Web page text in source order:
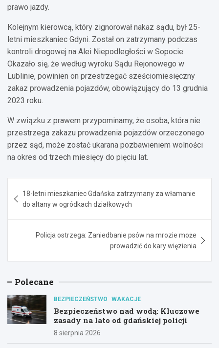
prawo jazdy.
Kolejnym kierowcą, który zignorował nakaz sądu, był 25-
letni mieszkaniec Gdyni. Został on zatrzymany podczas
kontroli drogowej na Alei Niepodległości w Sopocie.
Okazało się, że według wyroku Sądu Rejonowego w
Lublinie, powinien on przestrzegać sześciomiesięczny
zakaz prowadzenia pojazdów, obowiązujący do 13 grudnia
2023 roku.
W związku z prawem przypominamy, że osoba, która nie
przestrzega zakazu prowadzenia pojazdów orzeczonego
przez sąd, może zostać ukarana pozbawieniem wolności
na okres od trzech miesięcy do pięciu lat.
wpisu
18-letni mieszkaniec Gdańska zatrzymany za włamanie
do altany w ogródkach działkowych
Policja ostrzega: Zaniedbanie psów na mrozie może
prowadzić do kary więzienia
Polecane
BEZPIECZEŃSTWO WAKACJE
Bezpieczeństwo nad wodą: Kluczowe
zasady na lato od gdańskiej policji
8 sierpnia 2026